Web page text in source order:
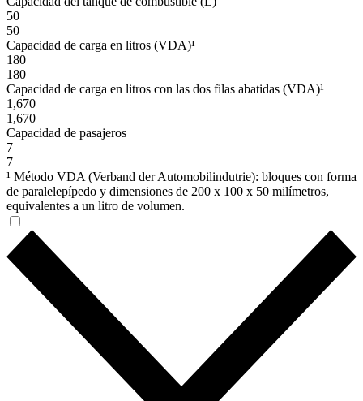
50
50
Capacidad de carga en litros (VDA)¹
180
180
Capacidad de carga en litros con las dos filas abatidas (VDA)¹
1,670
1,670
Capacidad de pasajeros
7
7
¹ Método VDA (Verband der Automobilindutrie): bloques con forma
de paralelepípedo y dimensiones de 200 x 100 x 50 milímetros,
equivalentes a un litro de volumen.